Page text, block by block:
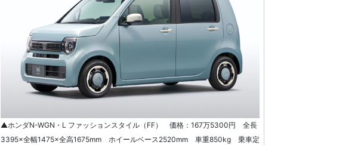
▲ホンダN-WGN・L ファッションスタイル（FF） 価格：167万5300円 全長
3395×全幅1475×全高1675mm ホイールベース2520mm 車重850kg 乗車定